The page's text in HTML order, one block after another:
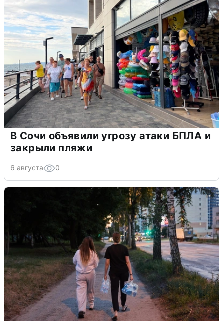
В Сочи объявили угрозу атаки БПЛА и
закрыли пляжи
6 августа 0